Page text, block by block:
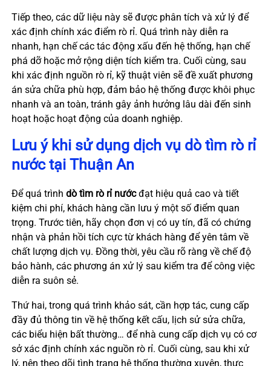
Tiếp theo, các dữ liệu này sẽ được phân tích và xử lý để
xác định chính xác điểm rò rỉ. Quá trình này diễn ra
nhanh, hạn chế các tác động xấu đến hệ thống, hạn chế
phá dỡ hoặc mở rộng diện tích kiểm tra. Cuối cùng, sau
khi xác định nguồn rò rỉ, kỹ thuật viên sẽ đề xuất phương
án sửa chữa phù hợp, đảm bảo hệ thống được khôi phục
nhanh và an toàn, tránh gây ảnh hưởng lâu dài đến sinh
hoạt hoặc hoạt động của doanh nghiệp.
Lưu ý khi sử dụng dịch vụ dò tìm rò rỉ
nước tại Thuận An
Để quá trình dò tìm rò rỉ nướcđạt hiệu quả cao và tiết
kiệm chi phí, khách hàng cần lưu ý một số điểm quan
trọng. Trước tiên, hãy chọn đơn vị có uy tín, đã có chứng
nhận và phản hồi tích cực từ khách hàng để yên tâm về
chất lượng dịch vụ. Đồng thời, yêu cầu rõ ràng về chế độ
bảo hành, các phương án xử lý sau kiểm tra để công việc
diễn ra suôn sẻ.
Thứ hai, trong quá trình khảo sát, cần hợp tác, cung cấp
đầy đủ thông tin về hệ thống kết cấu, lịch sử sửa chữa,
các biểu hiện bất thường… để nhà cung cấp dịch vụ có cơ
sở xác định chính xác nguồn rò rỉ. Cuối cùng, sau khi xử
lý, nên theo dõi tình trạng hệ thống thường xuyên, thực